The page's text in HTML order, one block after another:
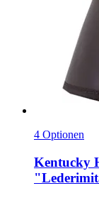
4 Optionen
Kentucky